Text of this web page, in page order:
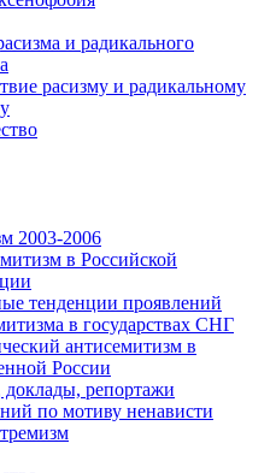
и радикального
расизму и радикальному
2003-2006
в Российской
тенденции проявлений
в государствах СНГ
антисемитизм в
России
доклады, репортажи
по мотиву ненависти